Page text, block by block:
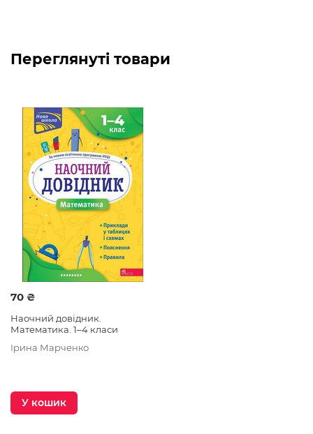
Переглянуті товари
70 ₴
Наочний довідник.
Математика. 1–4 класи
Ірина Марченко
У кошик